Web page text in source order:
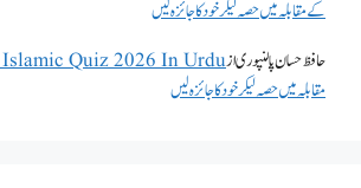
کے مقابلہ میں حصہ لیکر خود کا جائزہ لیں
حافظ حسان پالنپوریاز
مقابلہ میں حصہ لیکر خود کا جائزہ لیں